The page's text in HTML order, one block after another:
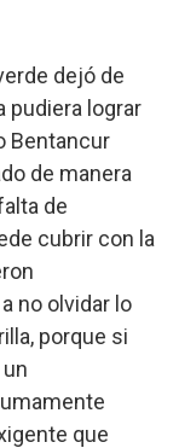
dejó de
pudiera lograr
Bentancur
de manera
de
cubrir con la
no olvidar lo
porque si
que